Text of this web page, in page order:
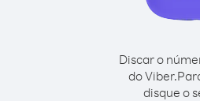
Discar o
do Viber.
disque o